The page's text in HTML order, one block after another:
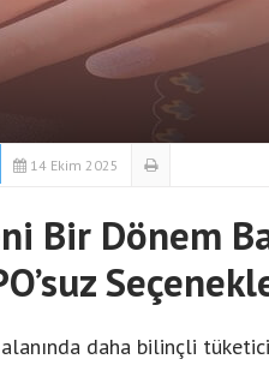
14 Ekim 2025
Bir Dönem
alanında daha bilinçli